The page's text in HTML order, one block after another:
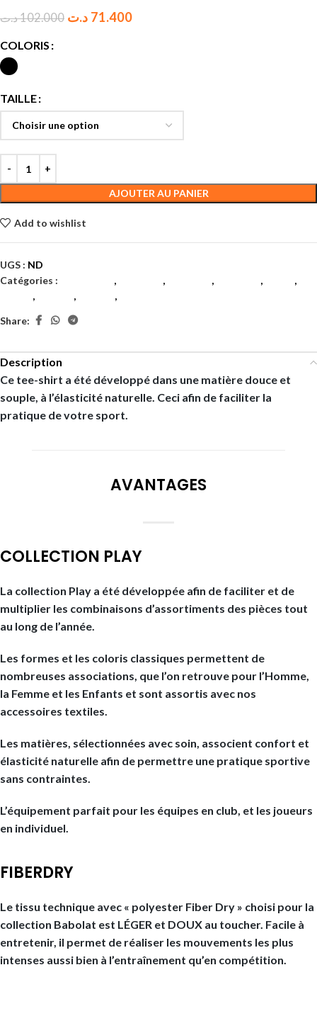
102.000د.ت 71.400 د.ت
COLORIS
TAILLE
AJOUTER AU PANIER
Add to wishlist
UGS : ND
Catégories :
, , , ,
,
, , ,
Share:
Description
Ce tee-shirt a été développé dans une matière douce et
souple, à l’élasticité naturelle. Ceci afin de faciliter la
pratique de votre sport.
AVANTAGES
COLLECTION PLAY
La collection Play a été développée afin de faciliter et de
multiplier les combinaisons d’assortiments des pièces tout
au long de l’année.
Les formes et les coloris classiques permettent de
nombreuses associations, que l’on retrouve pour l’Homme,
la Femme et les Enfants et sont assortis avec nos
accessoires textiles.
Les matières, sélectionnées avec soin, associent confort et
élasticité naturelle afin de permettre une pratique sportive
sans contraintes.
L’équipement parfait pour les équipes en club, et les joueurs
en individuel.
FIBERDRY
Le tissu technique avec « polyester Fiber Dry » choisi pour la
collection Babolat est LÉGER et DOUX au toucher. Facile à
entretenir, il permet de réaliser les mouvements les plus
intenses aussi bien à l’entraînement qu’en compétition.